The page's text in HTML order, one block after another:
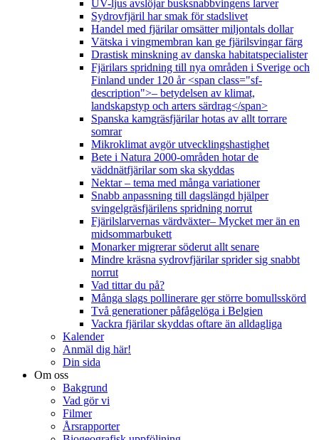
UV-ljus avslöjar busksnabbvingens larver
Sydrovfjäril har smak för stadslivet
Handel med fjärilar omsätter miljontals dollar
Vätska i vingmembran kan ge fjärilsvingar färg
Drastisk minskning av danska habitatspecialister
Fjärilars spridning till nya områden i Sverige och
Finland under 120 år <span class="sf-
description">– betydelsen av klimat,
landskapstyp och arters särdrag</span>
Spanska kamgräsfjärilar hotas av allt torrare
somrar
Mikroklimat avgör utvecklingshastighet
Bete i Natura 2000-områden hotar de
väddnätfjärilar som ska skyddas
Nektar – tema med många variationer
Snabb anpassning till dagslängd hjälper
svingelgräsfjärilens spridning norrut
Fjärilslarvernas värdväxter– Mycket mer än en
midsommarbukett
Monarker migrerar söderut allt senare
Mindre kräsna sydrovfjärilar sprider sig snabbt
norrut
Vad tittar du på?
Många slags pollinerare ger större bomullsskörd
Två generationer påfågelöga i Belgien
Vackra fjärilar skyddas oftare än alldagliga
Kalender
Anmäl dig här!
Din sida
Om oss
Bakgrund
Vad gör vi
Filmer
Årsrapporter